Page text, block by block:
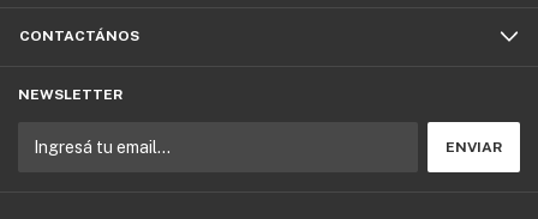
CONTACTÁNOS
NEWSLETTER